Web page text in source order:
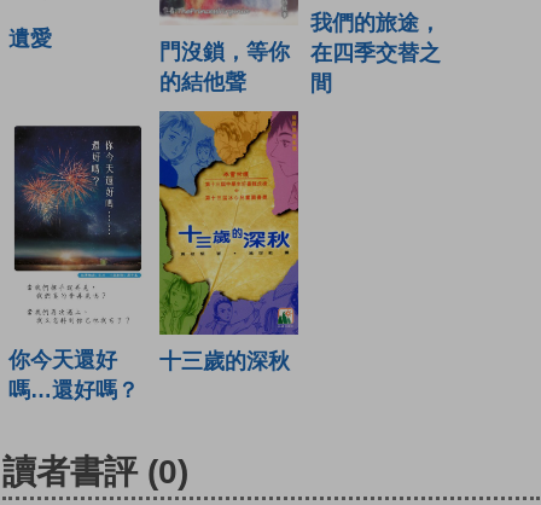
遺愛
門沒鎖，等你
的結他聲
我們的旅途，
在四季交替之
間
你今天還好
嗎…還好嗎？
十三歲的深秋
讀者書評 (0)